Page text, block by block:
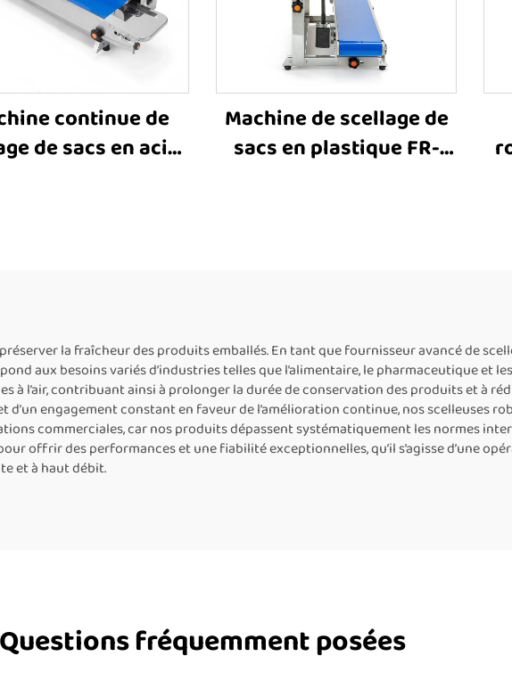
continue de
de sacs en acier
et sacs en
papier kraft
Machine de scellage de
sacs en plastique FR-
la fraîcheur des produits emballés. En tant que fournisseur avancé de
aux besoins variés d’industries telles que l’alimentaire, le pharmaceutique et
à l’air, contribuant ainsi à prolonger la durée de conservation des produits et à
d’un engagement constant en faveur de l’amélioration continue, nos scelleuses
commerciales, car nos produits dépassent systématiquement les normes
offrir des performances et une fiabilité exceptionnelles, qu’il s’agisse d’une
et à haut débit.
Questions fréquemment posées